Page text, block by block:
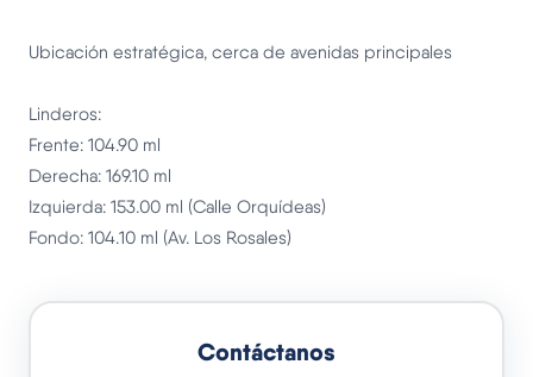
Ubicación estratégica, cerca de avenidas principales
Linderos:
Frente: 104.90 ml
Derecha: 169.10 ml
Izquierda: 153.00 ml (Calle Orquídeas)
Fondo: 104.10 ml (Av. Los Rosales)
Contáctanos